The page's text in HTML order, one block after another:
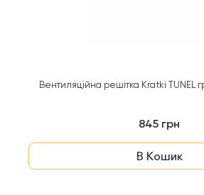
Вентиляційна решітка Kratki TUNEL
845 грн
В Кошик